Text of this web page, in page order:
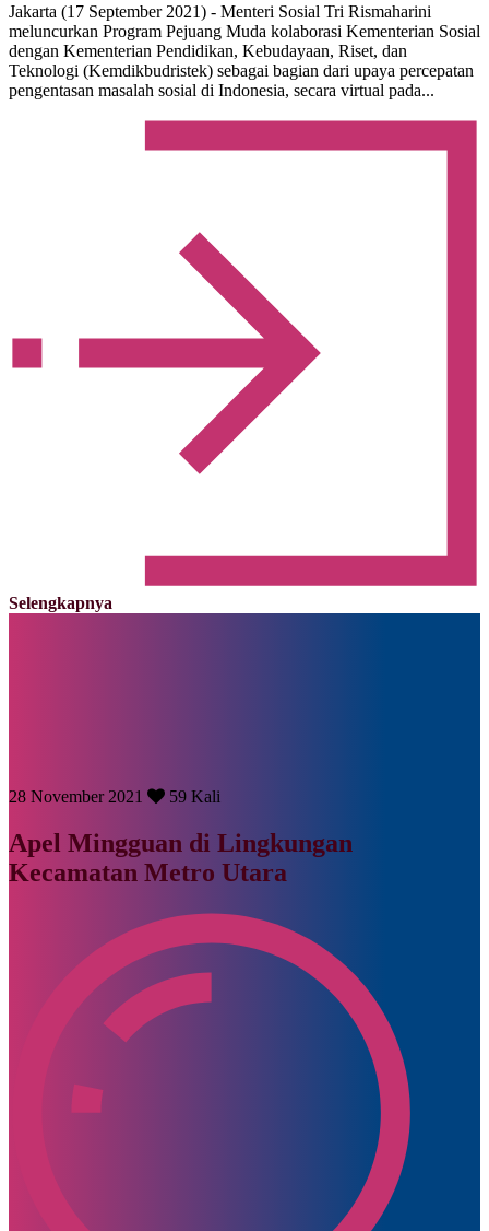
Jakarta (17 September 2021) - Menteri Sosial Tri Rismaharini
meluncurkan Program Pejuang Muda kolaborasi Kementerian Sosial
dengan Kementerian Pendidikan, Kebudayaan, Riset, dan
Teknologi (Kemdikbudristek) sebagai bagian dari upaya percepatan
pengentasan masalah sosial di Indonesia, secara virtual pada...
Selengkapnya
28 November 2021 59 Kali
Apel Mingguan di Lingkungan
Kecamatan Metro Utara